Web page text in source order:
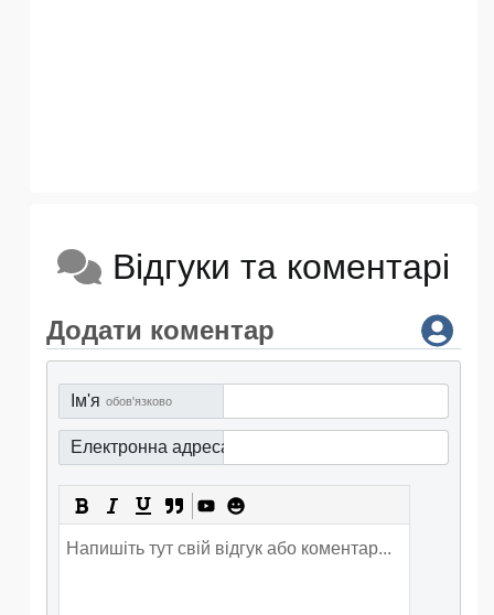
Відгуки та коментарі
Додати коментар
Ім'я обов'язково
Електронна адреса